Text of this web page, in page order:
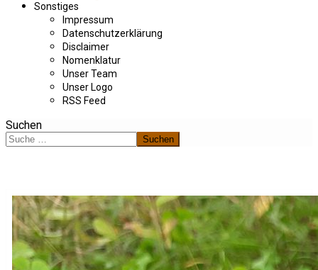
Sonstiges
Impressum
Datenschutzerklärung
Disclaimer
Nomenklatur
Unser Team
Unser Logo
RSS Feed
Suchen
Suchen